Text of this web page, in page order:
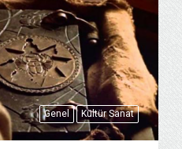
Genel Kültür Sanat